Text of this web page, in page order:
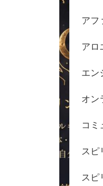
アフ
アロ
エン
オン
コミ
スピ
スピ